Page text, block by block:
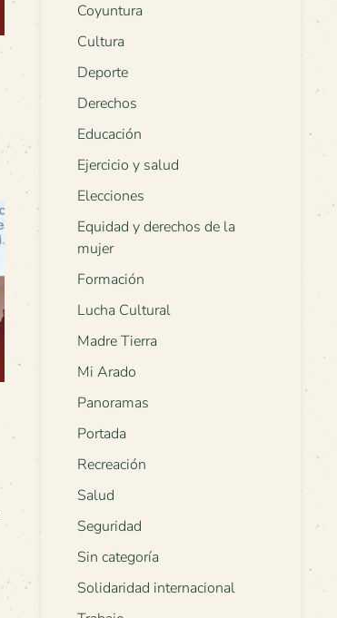
Coyuntura
Cultura
Deporte
Derechos
Educación
Ejercicio y salud
Elecciones
Equidad y derechos de la
mujer
Formación
Lucha Cultural
Madre Tierra
Mi Arado
Panoramas
Portada
Recreación
Salud
Seguridad
Sin categoría
Solidaridad internacional